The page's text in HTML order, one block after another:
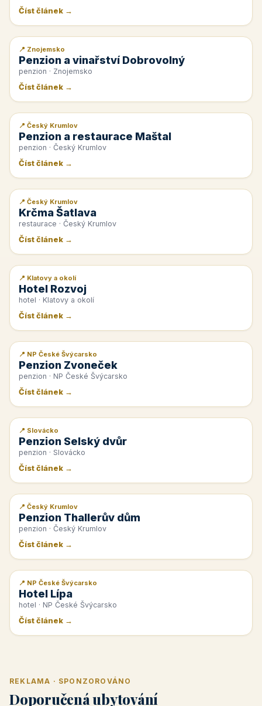
Číst článek →
📰 PR článek
📍 Znojemsko
Penzion a vinařství Dobrovolný
penzion · Znojemsko
Číst článek →
📰 PR článek
📍 Český Krumlov
Penzion a restaurace Maštal
penzion · Český Krumlov
Číst článek →
📰 PR článek
📍 Český Krumlov
Krčma Šatlava
restaurace · Český Krumlov
Číst článek →
📰 PR článek
📍 Klatovy a okolí
Hotel Rozvoj
hotel · Klatovy a okolí
Číst článek →
📰 PR článek
📍 NP České Švýcarsko
Penzion Zvoneček
penzion · NP České Švýcarsko
Číst článek →
📰 PR článek
📍 Slovácko
Penzion Selský dvůr
penzion · Slovácko
Číst článek →
📰 PR článek
📍 Český Krumlov
Penzion Thallerův dům
penzion · Český Krumlov
Číst článek →
📰 PR článek
📍 NP České Švýcarsko
Hotel Lípa
hotel · NP České Švýcarsko
Číst článek →
REKLAMA · SPONZOROVÁNO
Doporučená ubytování